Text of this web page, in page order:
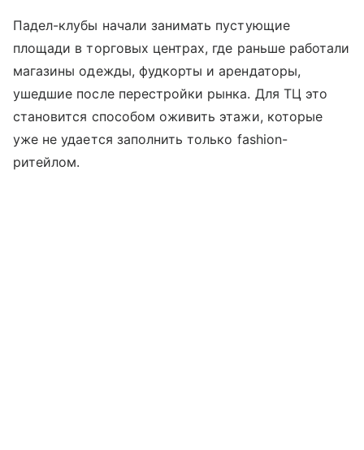
Падел-клубы начали занимать пустующие
площади в торговых центрах, где раньше работали
магазины одежды, фудкорты и арендаторы,
ушедшие после перестройки рынка. Для ТЦ это
становится способом оживить этажи, которые
уже не удается заполнить только fashion-
ритейлом.